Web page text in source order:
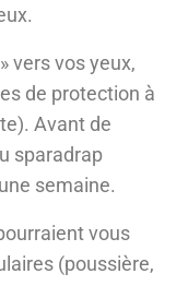
vers vos yeux,
de protection à
Avant de
sparadrap
semaine.
vous
(poussière,